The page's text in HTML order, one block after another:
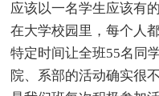
应该以一名学生应该有
在大学校园里，每个人
特定时间让全班55名同
院、系部的活动确实很